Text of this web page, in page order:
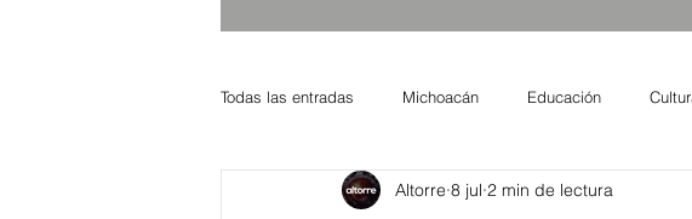
Todas las entradas Michoacán Educación
Nacional Internacional Columnistas Salud
Altorre 8 jul 2 min de lectura